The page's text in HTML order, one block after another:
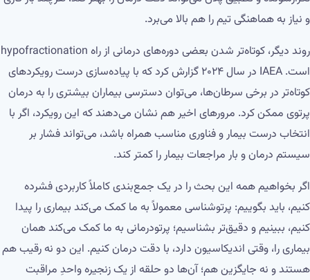
و نیاز به هماهنگی تیم را هم بالا می‌برد.
روند دیگر، کوتاه‌تر شدن بعضی دوره‌های درمانی از راه hypofractionation
است. IAEA در سال ۲۰۲۴ گزارش کرد که با پیاده‌سازی درست رویکردهای
کوتاه‌تر در برخی سرطان‌ها، می‌توان دسترسی بیماران بیشتری را به درمان
پرتوی ممکن کرد. مرورهای اخیر هم نشان می‌دهند که این رویکرد، اگر با
انتخاب درست بیمار و فناوری مناسب همراه باشد، می‌تواند فشار بر
سیستم درمان و بار مراجعات بیمار را کمتر کند.
اگر بخواهیم همه این بحث را در یک جمع‌بندی کاملاً کاربردی فشرده
کنیم، باید بگوییم: پرتوشناسی معمولاً به ما کمک می‌کند بیماری را پیدا
کنیم، ببینیم و دقیق‌تر بشناسیم؛ پرتودرمانی به ما کمک می‌کند همان
بیماری را، وقتی اندیکاسیون دارد، با دقت درمان کنیم. این دو نه رقیب هم
هستند و نه جایگزین هم؛ آن‌ها دو حلقه از یک زنجیره واحدِ مراقبت